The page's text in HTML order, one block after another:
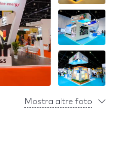
Mostra altre foto